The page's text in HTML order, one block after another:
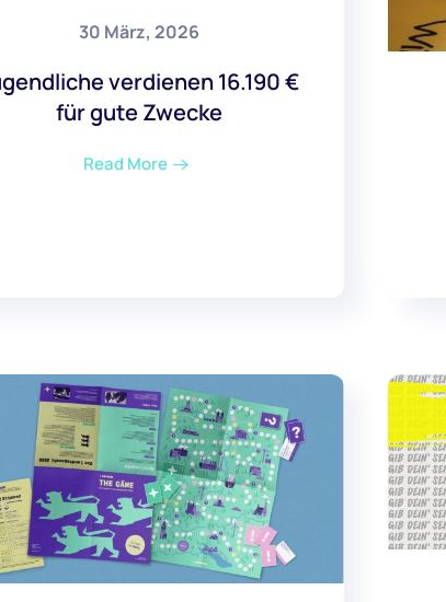
30 März, 2026
verdienen 16.190 €
für gute Zwecke
Read More